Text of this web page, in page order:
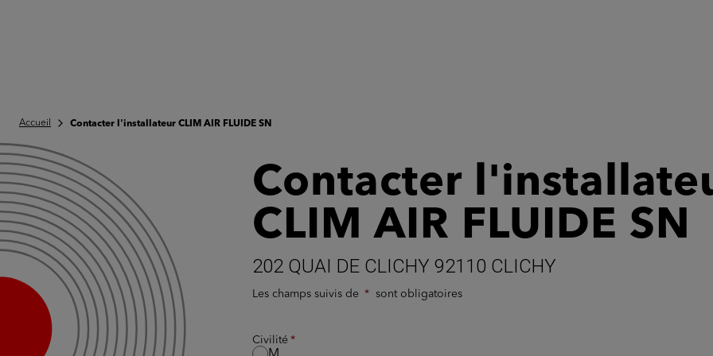
Accueil Contacter l'installateur CLIM AIR FLUIDE SN
Contacter
CLIM AIR FLUIDE SN
202 QUAI DE CLICHY 92110 CLICHY
Les champs suivis de sont obligatoires
Civilité